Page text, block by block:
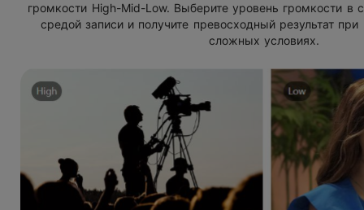
громкости High-Mid-Low. Выберите уровень громкости в
средой записи и получите превосходный результат
сложных условиях.